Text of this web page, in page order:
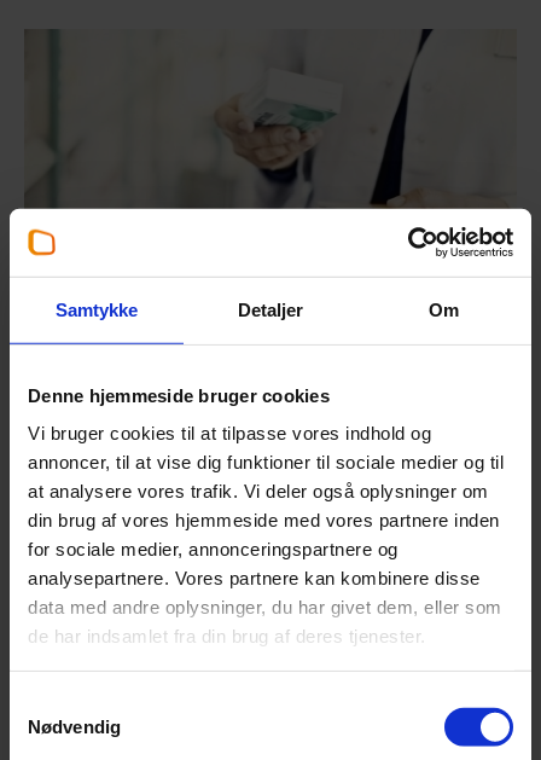
Samtykke Detaljer Om
Denne hjemmeside bruger cookies
Vi bruger cookies til at tilpasse vores indhold og
annoncer, til at vise dig funktioner til sociale medier og til
at analysere vores trafik. Vi deler også oplysninger om
din brug af vores hjemmeside med vores partnere inden
for sociale medier, annonceringspartnere og
analysepartnere. Vores partnere kan kombinere disse
data med andre oplysninger, du har givet dem, eller som
de har indsamlet fra din brug af deres tjenester.
Nødvendig
Apoteker
Beierholm har omfattende erfaring med at servicere
apotekere gennem flere generationer. Vi hjælper i dag
en væsentlig andel af Danmarks apoteker.
Læs mere